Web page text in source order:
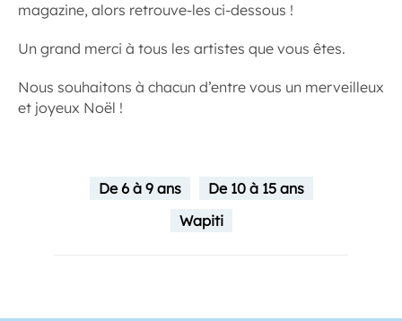
magazine, alors retrouve-les ci-dessous !
Un grand merci à tous les artistes que vous êtes.
Nous souhaitons à chacun d’entre vous un merveilleux
et joyeux Noël !
De 6 à 9 ans
De 10 à 15 ans
Wapiti